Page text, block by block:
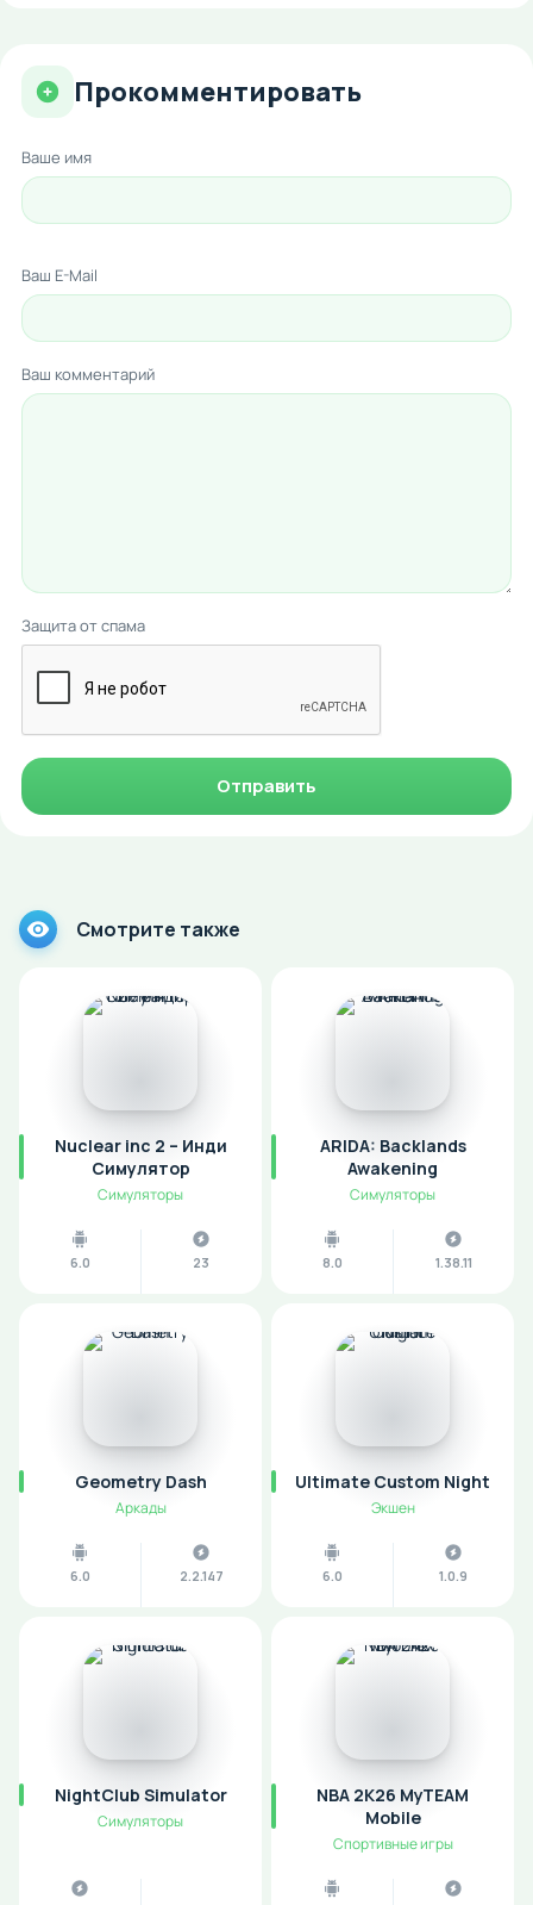
Прокомментировать
Ваше имя
Ваш E-Mail
Ваш комментарий
Защита от спама
Отправить
Смотрите также
Nuclear inc 2 – Инди
Симулятор
Симуляторы
6.0 23
ARIDA: Backlands
Awakening
Симуляторы
8.0 1.38.11
Geometry Dash
Аркады
6.0 2.2.147
Ultimate Custom Night
Экшен
6.0 1.0.9
NightClub Simulator
Симуляторы
NBA 2K26 MyTEAM
Mobile
Спортивные игры